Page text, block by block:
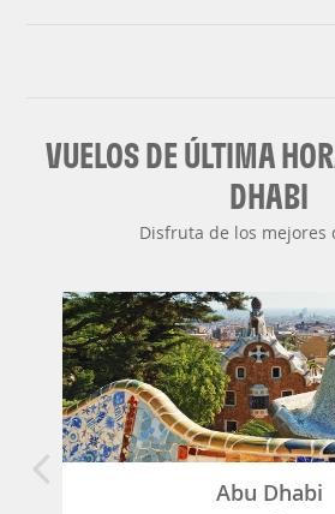
VUELOS DE ÚLTIMA
DHABI
Disfruta de los mejores
Abu Dhabi